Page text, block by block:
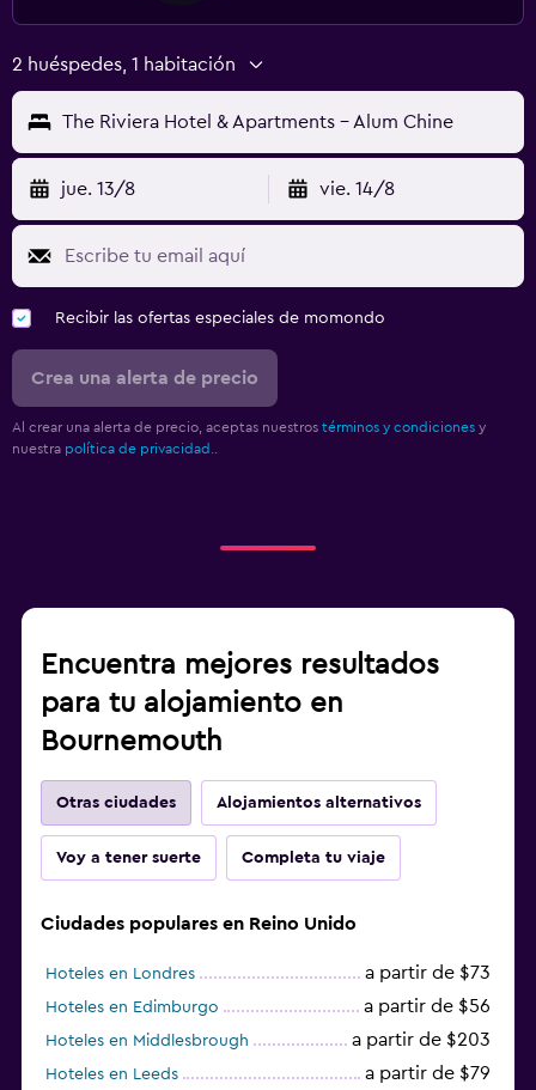
2 huéspedes, 1 habitación
The Riviera Hotel & Apartments - Alum Chine
jue. 13/8 vie. 14/8
Recibir las ofertas especiales de momondo
Crea una alerta de precio
Al crear una alerta de precio, aceptas nuestros términos y condiciones y
nuestra política de privacidad.
Encuentra mejores resultados
para tu alojamiento en
Bournemouth
Otras ciudades Alojamientos alternativos
Voy a tener suerte Completa tu viaje
Ciudades populares en Reino Unido
Hoteles en Londres a partir de $73
Hoteles en Edimburgo a partir de $56
Hoteles en Middlesbrough a partir de $203
Hoteles en Leeds a partir de $79